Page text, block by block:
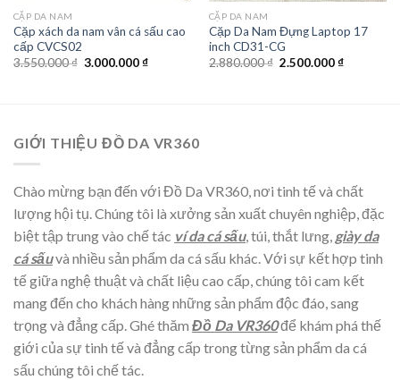
CẶP DA NAM
Cặp xách da nam vân cá sấu cao
cấp CVCS02
3.550.000₫ 3.000.000₫
CẶP DA NAM
Cặp Da Nam Đựng Laptop 17
inch CD31-CG
2.880.000₫ 2.500.000₫
GIỚI THIỆU ĐỒ DA VR360
Chào mừng bạn đến với Đồ Da VR360, nơi tinh tế và chất
lượng hội tụ. Chúng tôi là xưởng sản xuất chuyên nghiệp, đặc
biệt tập trung vào chế tác ví da cá sấu, túi, thắt lưng, giày da
cá sấuvà nhiều sản phẩm da cá sấu khác. Với sự kết hợp tinh
tế giữa nghệ thuật và chất liệu cao cấp, chúng tôi cam kết
mang đến cho khách hàng những sản phẩm độc đáo, sang
trọng và đẳng cấp. Ghé thăm Đồ Da VR360để khám phá thế
giới của sự tinh tế và đẳng cấp trong từng sản phẩm da cá
sấu chúng tôi chế tác.